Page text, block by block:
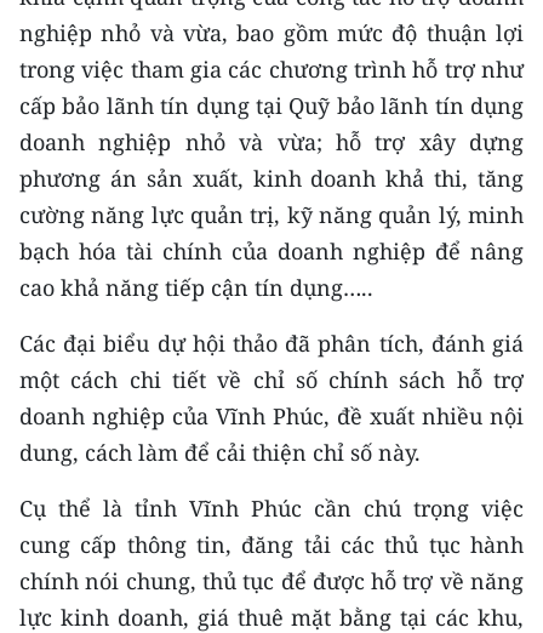
CHUYÊN ĐỀ
CÁC CHUYÊN TRANG
VỀ BÁO NHÂN DÂN
THỜI NAY
NHÂN DÂN CUỐI TUẦN
NHÂN DÂN HẰNG THÁNG
MUA BÁO
ENGLISH
中文
nghiệp nhỏ và vừa, bao gồm mức độ thuận lợi
trong việc tham gia các chương trình hỗ trợ như
cấp bảo lãnh tín dụng tại Quỹ bảo lãnh tín dụng
doanh nghiệp nhỏ và vừa; hỗ trợ xây dựng
phương án sản xuất, kinh doanh khả thi, tăng
cường năng lực quản trị, kỹ năng quản lý, minh
bạch hóa tài chính của doanh nghiệp để nâng
cao khả năng tiếp cận tín dụng…..
Các đại biểu dự hội thảo đã phân tích, đánh giá
một cách chi tiết về chỉ số chính sách hỗ trợ
doanh nghiệp của Vĩnh Phúc, đề xuất nhiều nội
dung, cách làm để cải thiện chỉ số này.
Cụ thể là tỉnh Vĩnh Phúc cần chú trọng việc
cung cấp thông tin, đăng tải các thủ tục hành
chính nói chung, thủ tục để được hỗ trợ về năng
lực kinh doanh, giá thuê mặt bằng tại các khu,